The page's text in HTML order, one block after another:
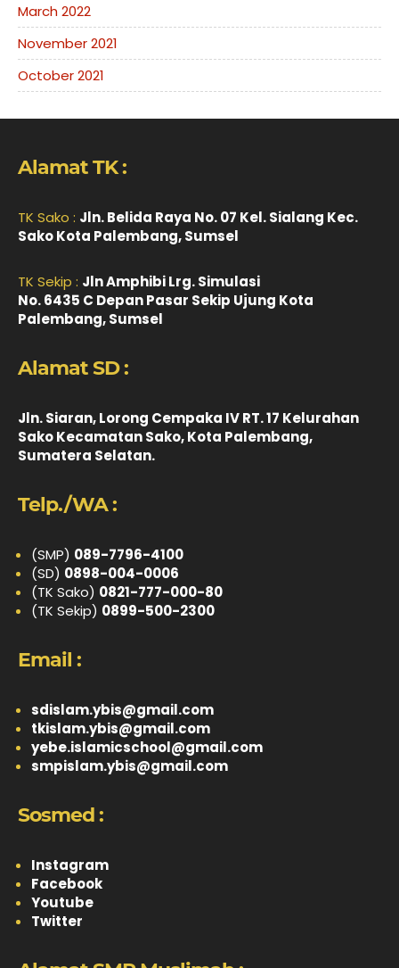
March 2022
November 2021
October 2021
Alamat TK :
TK Sako : Jln. Belida Raya No. 07 Kel. Sialang Kec.
Sako Kota Palembang, Sumsel
TK Sekip : Jln Amphibi Lrg. Simulasi
No. 6435 C Depan Pasar Sekip Ujung Kota
Palembang, Sumsel
Alamat SD :
Jln. Siaran, Lorong Cempaka IV RT. 17 Kelurahan
Sako Kecamatan Sako, Kota Palembang,
Sumatera Selatan.
Telp./WA :
(SMP) 089-7796-4100
(SD) 0898-004-0006
(TK Sako) 0821-777-000-80
(TK Sekip) 0899-500-2300
Email :
sdislam.ybis@gmail.com
tkislam.ybis@gmail.com
yebe.islamicschool@gmail.com
smpislam.ybis@gmail.com
Sosmed :
Instagram
Facebook
Youtube
Twitter